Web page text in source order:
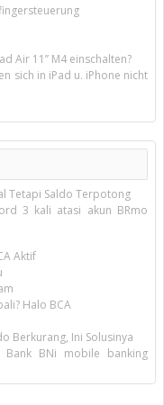
Air 11’’ M4 einschalten?
sich in iPad u. iPhone nicht
Tetapi Saldo Terpotong
3 kali atasi akun BRmo
Aktif
Halo BCA
Berkurang, Ini Solusinya
BNi mobile banking